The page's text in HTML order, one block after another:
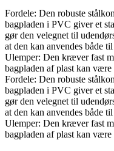
Fordele: Den robuste
bagpladen i PVC giver et
gør den velegnet til
at den kan anvendes både
Ulemper: Den kræver fast
bagpladen af plast kan
Fordele: Den robuste
bagpladen i PVC giver et
gør den velegnet til
at den kan anvendes både
Ulemper: Den kræver fast
bagpladen af plast kan